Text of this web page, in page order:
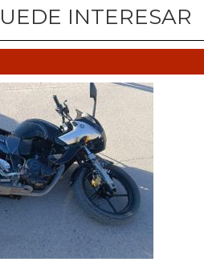
INTERESAR